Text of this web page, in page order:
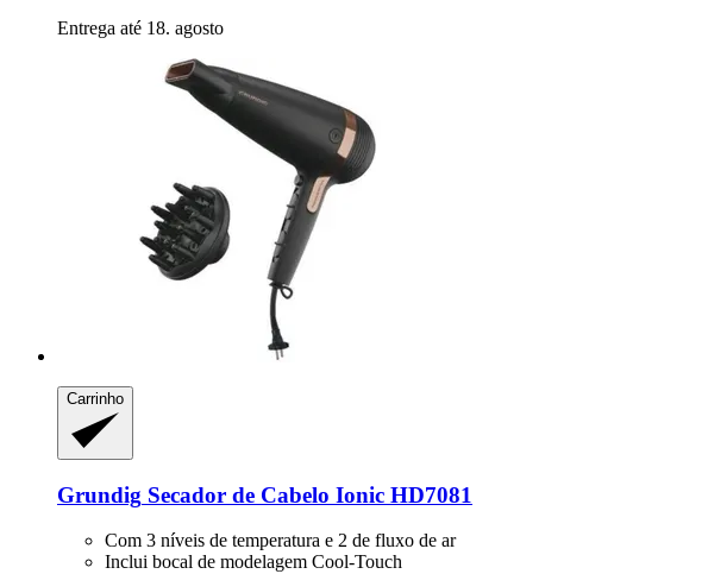
Entrega até 18. agosto
Carrinho
Grundig Secador de Cabelo Ionic HD7081
Com 3 níveis de temperatura e 2 de fluxo de ar
Inclui bocal de modelagem Cool-Touch